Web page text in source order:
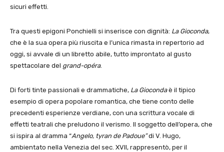
sicuri effetti.
Tra questi epigoni Ponchielli si inserisce con dignità: La Gioconda,
che è la sua opera più riuscita e l’unica rimasta in repertorio ad
oggi, si avvale di un libretto abile, tutto improntato al gusto
spettacolare del grand-opéra.
Di forti tinte passionali e drammatiche, La Giocondaè il tipico
esempio di opera popolare romantica, che tiene conto delle
precedenti esperienze verdiane, con una scrittura vocale di
effetti teatrali che preludono il verismo. Il soggetto dell’opera, che
si ispira al dramma “Angelo, tyran de Padoue”di V. Hugo,
ambientato nella Venezia del sec. XVII, rappresentò, per il